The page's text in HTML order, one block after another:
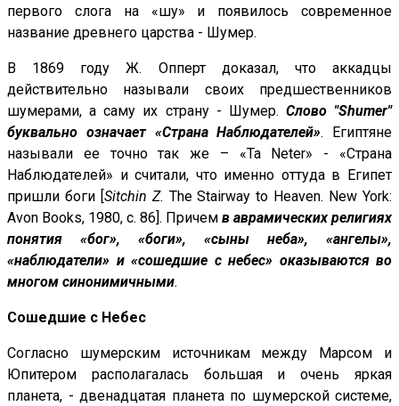
первого слога на «шу» и появилось современное
название древнего царства - Шумер.
В 1869 году Ж. Опперт доказал, что аккадцы
действительно называли своих предшественников
шумерами, а саму их страну - Шумер. Слово "Shumer"
буквально означает «Страна Наблюдателей». Египтяне
называли ее точно так же – «Та Neter» - «Страна
Наблюдателей» и считали, что именно оттуда в Египет
пришли боги [ Sitchin Z. The Stairway to Heaven. New York:
Avon Books, 1980, с. 86]. Причем в аврамических религиях
понятия «бог», «боги», «сыны неба», «ангелы»,
«наблюдатели» и «сошедшие с небес» оказываются во
многом синонимичными.
Сошедшие с Небес
Согласно шумерским источникам между Марсом и
Юпитером располагалась большая и очень яркая
планета, - двенадцатая планета по шумерской системе,